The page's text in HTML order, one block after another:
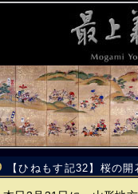
【ひねもす記32】桜の